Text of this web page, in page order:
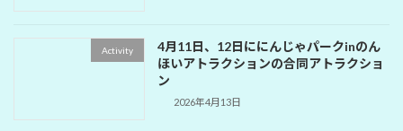
Activity
4月11日、12日ににんじゃパークinのん
ほいアトラクションの合同アトラクショ
ン
2026年4月13日